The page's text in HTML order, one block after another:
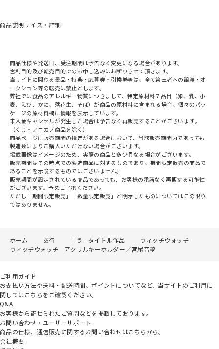
商品説明サイズ・詳細
商品仕様や発送日、受注期間は予告なく変更になる場合があります。
営利目的及び転売目的でのお申し込みはお断りさせて頂きます。
当サイトに関わる景品・特典・応募券・引換券等は、全て第三者への譲渡・オ
ークション等の転売は禁止とします。
弊社では食品のアレルギー物質につきまして、特定原材料７品目（卵、乳、小
麦、えび、かに、落花生、そば）が商品の原材料に含まれる場合、個々のパッ
ケージの原材料欄に情報を表示しています。
未入金キャンセルが発生した場合は予告なく再販売することがございます。
（くじ・アニカプ商品を除く）
商品ページに販売期間の指定がある場合において、当該販売期間内であっても
製造数によりご購入いただけない場合がございます。
掲載画像はイメージのため、実際の商品と多少異なる場合がございます。
販売期間はその時点での製造商品に対するものであり、期間限定販売の商品で
あることを示唆するものではございません。
販売期間が設定されている商品であっても、お客様の承諾なく再販する可能性
がございます。予めご了承ください。
ただし「期間限定販売」「数量限定販売」と明示したものについてはこの限り
ではありません。
ホーム あ行 「う」タイトル作品
ウィッチウォッチ
ウィッチウォッチ アクリルキーホルダー／宮尾音夢
ご利用ガイド
お支払い方法や送料・配送時間、ポイントについてなど、当サイトのご利用に
関してはこちらをご確認ください。
Q&A
お客様から寄せられたご質問などを掲載しております。
お問い合わせ・ユーザーサポート
商品の仕様、通信販売に関するお問い合わせはこちらから。
会社概要